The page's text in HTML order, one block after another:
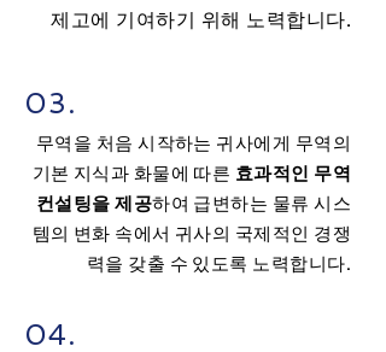
제고에 기여하기 위해 노력합니다.
03.
무역을 처음 시작하는 귀사에게 무역의
기본 지식과 화물에 따른 효과적인 무역
컨설팅을 제공하여 급변하는 물류 시스
템의 변화 속에서 귀사의 국제적인 경쟁
력을 갖출 수 있도록 노력합니다.
04.